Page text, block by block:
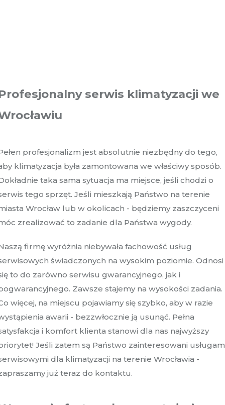
serwis klimatyzacji we
profesjonalizm jest absolutnie niezbędny do tego,
klimatyzacja była zamontowana we właściwy sposób.
taka sama sytuacja ma miejsce, jeśli chodzi o
tego sprzęt. Jeśli mieszkają Państwo na terenie
Wrocław lub w okolicach - będziemy zaszczyceni
zrealizować to zadanie dla Państwa wygody.
firmę wyróżnia niebywała fachowość usług
świadczonych na wysokim poziomie. Odnosi
to do zarówno serwisu gwarancyjnego, jak i
Zawsze stajemy na wysokości zadania.
więcej, na miejscu pojawiamy się szybko, aby w razie
awarii - bezzwłocznie ją usunąć. Pełna
i komfort klienta stanowi dla nas najwyższy
Jeśli zatem są Państwo zainteresowani
dla klimatyzacji na terenie Wrocławia -
już teraz do kontaktu.